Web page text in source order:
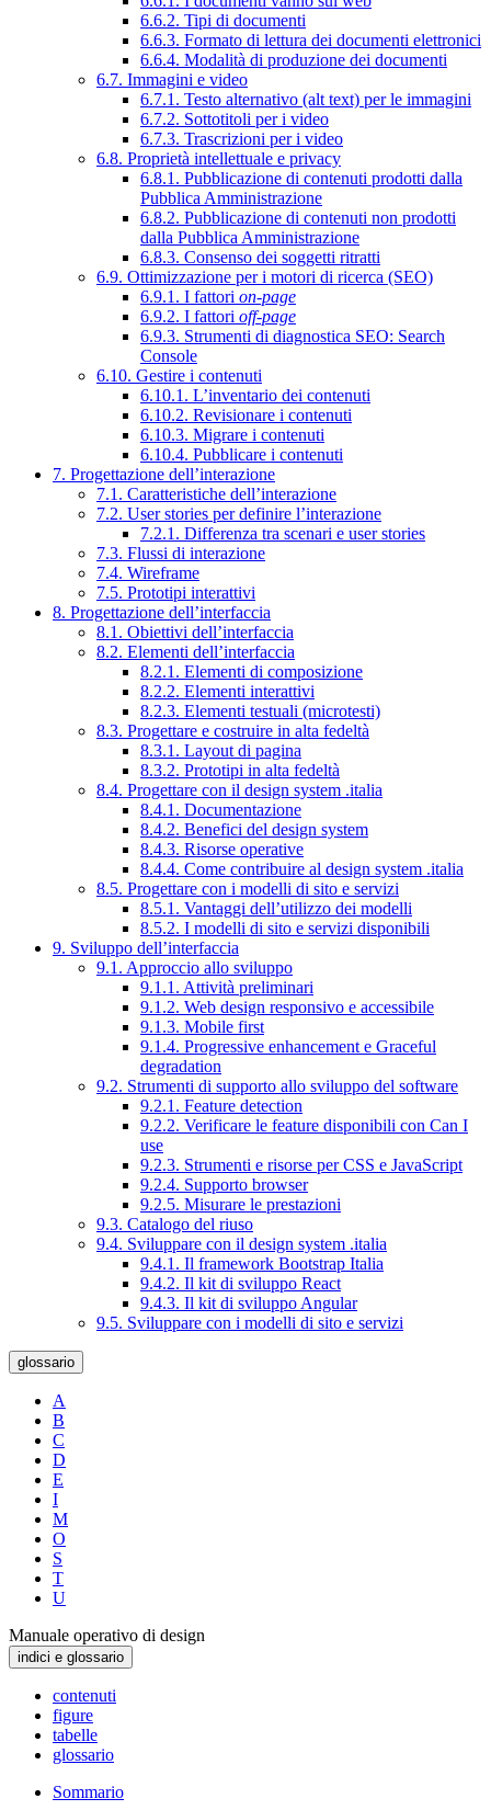
6.6.2. Tipi di documenti
6.6.3. Formato di lettura dei documenti elettronici
6.6.4. Modalità di produzione dei documenti
6.7. Immagini e video
6.7.1. Testo alternativo (alt text) per le immagini
6.7.2. Sottotitoli per i video
6.7.3. Trascrizioni per i video
6.8. Proprietà intellettuale e privacy
6.8.1. Pubblicazione di contenuti prodotti dalla
Pubblica Amministrazione
6.8.2. Pubblicazione di contenuti non prodotti
dalla Pubblica Amministrazione
6.8.3. Consenso dei soggetti ritratti
6.9. Ottimizzazione per i motori di ricerca (SEO)
6.9.1. I fattori on-page
6.9.2. I fattori off-page
6.9.3. Strumenti di diagnostica SEO: Search
Console
6.10. Gestire i contenuti
6.10.1. L’inventario dei contenuti
6.10.2. Revisionare i contenuti
6.10.3. Migrare i contenuti
6.10.4. Pubblicare i contenuti
7. Progettazione dell’interazione
7.1. Caratteristiche dell’interazione
7.2. User stories per definire l’interazione
7.2.1. Differenza tra scenari e user stories
7.3. Flussi di interazione
7.4. Wireframe
7.5. Prototipi interattivi
8. Progettazione dell’interfaccia
8.1. Obiettivi dell’interfaccia
8.2. Elementi dell’interfaccia
8.2.1. Elementi di composizione
8.2.2. Elementi interattivi
8.2.3. Elementi testuali (microtesti)
8.3. Progettare e costruire in alta fedeltà
8.3.1. Layout di pagina
8.3.2. Prototipi in alta fedeltà
8.4. Progettare con il design system .italia
8.4.1. Documentazione
8.4.2. Benefici del design system
8.4.3. Risorse operative
8.4.4. Come contribuire al design system .italia
8.5. Progettare con i modelli di sito e servizi
8.5.1. Vantaggi dell’utilizzo dei modelli
8.5.2. I modelli di sito e servizi disponibili
9. Sviluppo dell’interfaccia
9.1. Approccio allo sviluppo
9.1.1. Attività preliminari
9.1.2. Web design responsivo e accessibile
9.1.3. Mobile first
9.1.4. Progressive enhancement e Graceful
degradation
9.2. Strumenti di supporto allo sviluppo del software
9.2.1. Feature detection
9.2.2. Verificare le feature disponibili con Can I
use
9.2.3. Strumenti e risorse per CSS e JavaScript
9.2.4. Supporto browser
9.2.5. Misurare le prestazioni
9.3. Catalogo del riuso
9.4. Sviluppare con il design system .italia
9.4.1. Il framework Bootstrap Italia
9.4.2. Il kit di sviluppo React
9.4.3. Il kit di sviluppo Angular
9.5. Sviluppare con i modelli di sito e servizi
glossario
A
B
C
D
E
I
M
O
S
T
U
Manuale operativo di design
indici e glossario
contenuti
figure
tabelle
glossario
Sommario